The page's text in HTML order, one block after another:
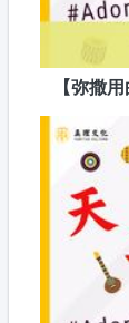
【弥撒